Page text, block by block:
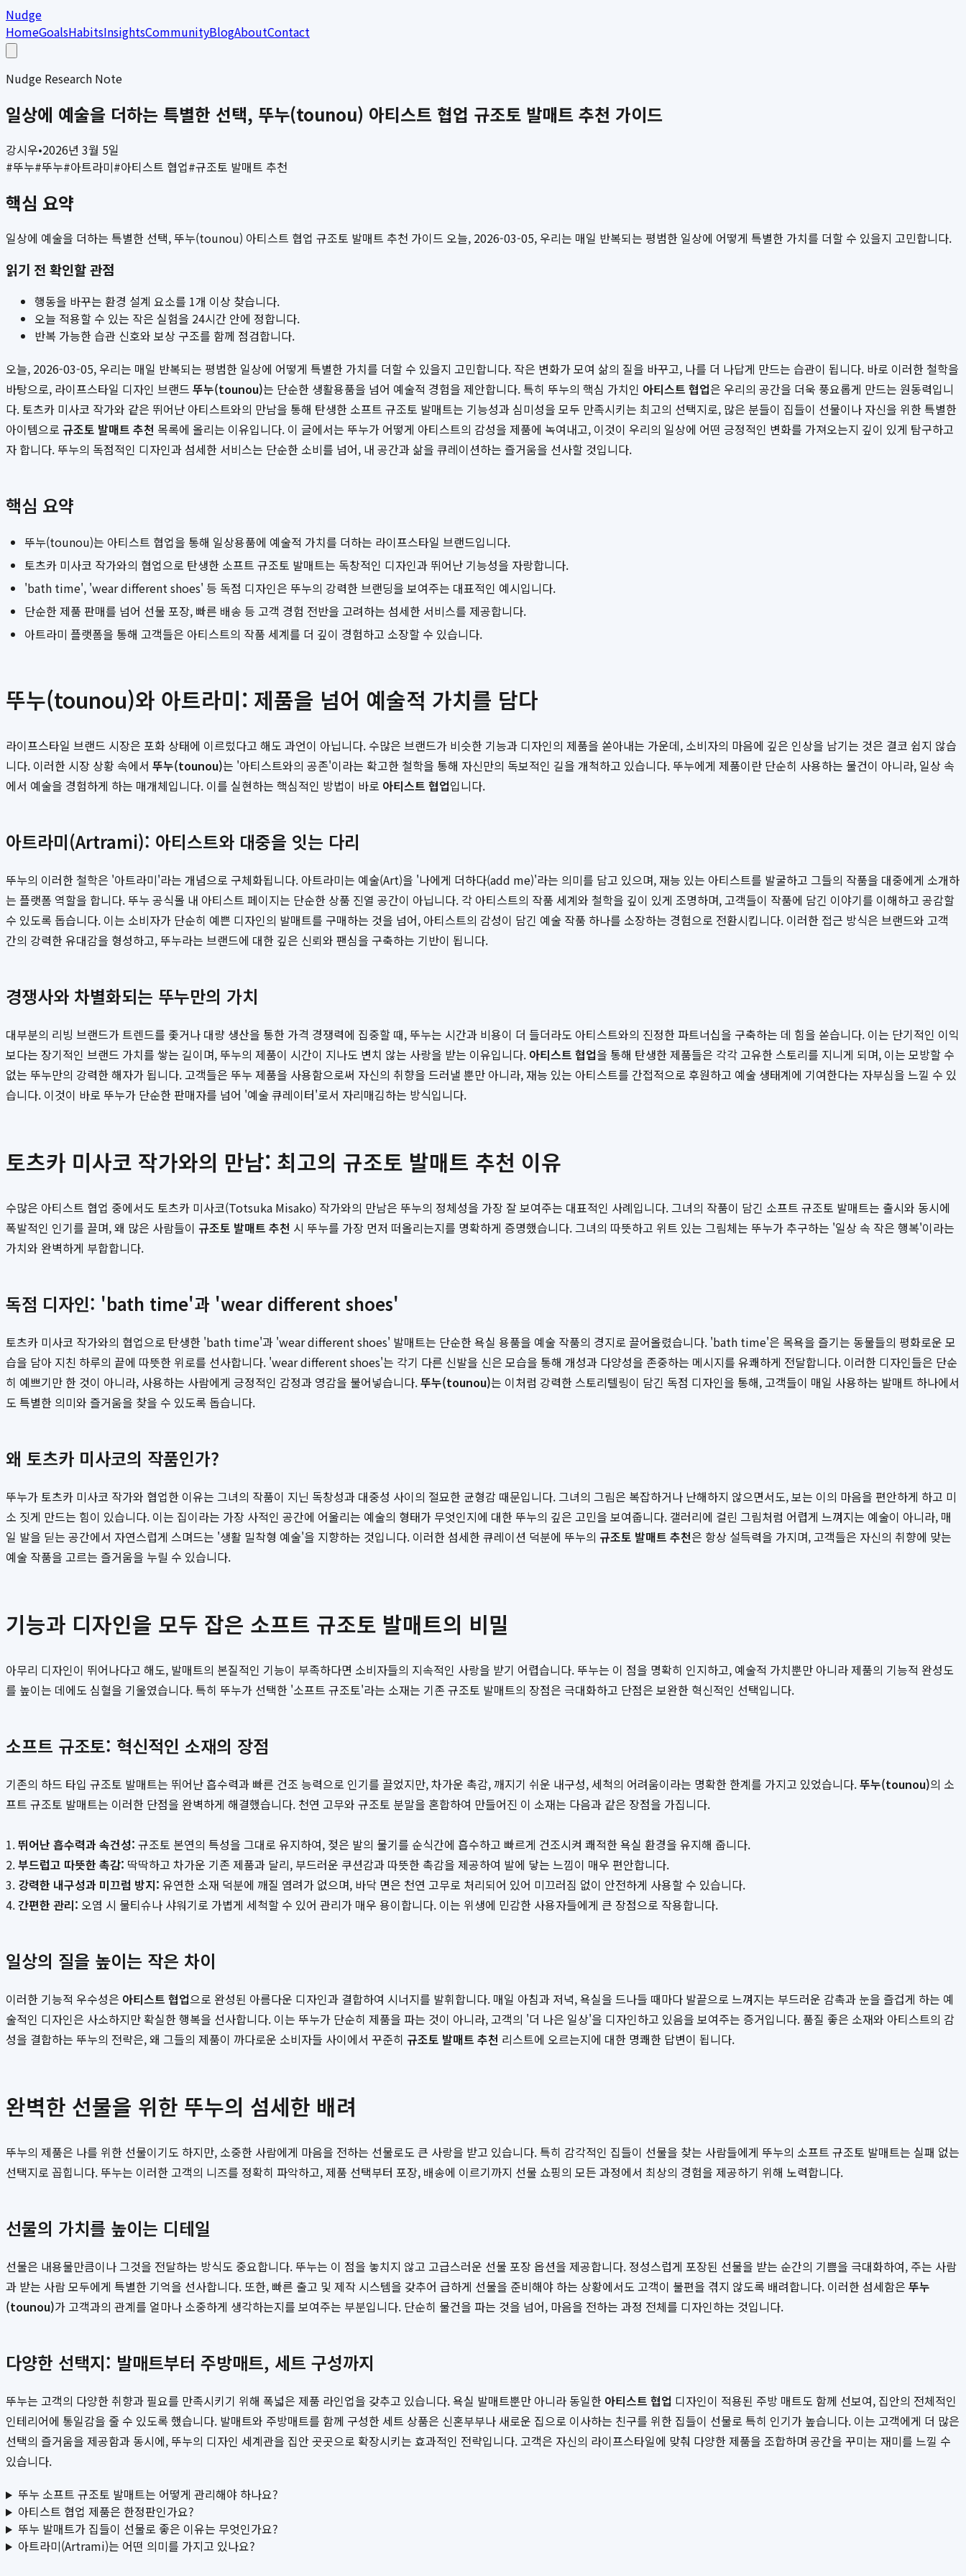
Nudge
HomeGoalsHabitsInsightsCommunityBlogAboutContact
Nudge Research Note
일상에 예술을 더하는 특별한 선택, 뚜누(tounou) 아티스트 협업 규조토 발매트 추천 가이드
강시우•2026년 3월 5일
#뚜누#뚜누#아트라미#아티스트 협업#규조토 발매트 추천
핵심 요약
일상에 예술을 더하는 특별한 선택, 뚜누(tounou) 아티스트 협업 규조토 발매트 추천 가이드 오늘, 2026-03-05, 우리는 매일 반복되는 평범한 일상에 어떻게 특별한 가치를 더할 수 있을지 고민합니다.
읽기 전 확인할 관점
행동을 바꾸는 환경 설계 요소를 1개 이상 찾습니다.
오늘 적용할 수 있는 작은 실험을 24시간 안에 정합니다.
반복 가능한 습관 신호와 보상 구조를 함께 점검합니다.
오늘, 2026-03-05, 우리는 매일 반복되는 평범한 일상에 어떻게 특별한 가치를 더할 수 있을지 고민합니다. 작은 변화가 모여 삶의 질을 바꾸고, 나를 더 나답게 만드는 습관이 됩니다. 바로 이러한 철학을
바탕으로, 라이프스타일 디자인 브랜드 뚜누(tounou)는 단순한 생활용품을 넘어 예술적 경험을 제안합니다. 특히 뚜누의 핵심 가치인 아티스트 협업은 우리의 공간을 더욱 풍요롭게 만드는 원동력입니
다. 토츠카 미사코 작가와 같은 뛰어난 아티스트와의 만남을 통해 탄생한 소프트 규조토 발매트는 기능성과 심미성을 모두 만족시키는 최고의 선택지로, 많은 분들이 집들이 선물이나 자신을 위한 특별한
아이템으로 규조토 발매트 추천 목록에 올리는 이유입니다. 이 글에서는 뚜누가 어떻게 아티스트의 감성을 제품에 녹여내고, 이것이 우리의 일상에 어떤 긍정적인 변화를 가져오는지 깊이 있게 탐구하고
자 합니다. 뚜누의 독점적인 디자인과 섬세한 서비스는 단순한 소비를 넘어, 내 공간과 삶을 큐레이션하는 즐거움을 선사할 것입니다.
핵심 요약
뚜누(tounou)는 아티스트 협업을 통해 일상용품에 예술적 가치를 더하는 라이프스타일 브랜드입니다.
토츠카 미사코 작가와의 협업으로 탄생한 소프트 규조토 발매트는 독창적인 디자인과 뛰어난 기능성을 자랑합니다.
'bath time', 'wear different shoes' 등 독점 디자인은 뚜누의 강력한 브랜딩을 보여주는 대표적인 예시입니다.
단순한 제품 판매를 넘어 선물 포장, 빠른 배송 등 고객 경험 전반을 고려하는 섬세한 서비스를 제공합니다.
아트라미 플랫폼을 통해 고객들은 아티스트의 작품 세계를 더 깊이 경험하고 소장할 수 있습니다.
뚜누(tounou)와 아트라미: 제품을 넘어 예술적 가치를 담다
라이프스타일 브랜드 시장은 포화 상태에 이르렀다고 해도 과언이 아닙니다. 수많은 브랜드가 비슷한 기능과 디자인의 제품을 쏟아내는 가운데, 소비자의 마음에 깊은 인상을 남기는 것은 결코 쉽지 않습
니다. 이러한 시장 상황 속에서 뚜누(tounou)는 '아티스트와의 공존'이라는 확고한 철학을 통해 자신만의 독보적인 길을 개척하고 있습니다. 뚜누에게 제품이란 단순히 사용하는 물건이 아니라, 일상 속
에서 예술을 경험하게 하는 매개체입니다. 이를 실현하는 핵심적인 방법이 바로 아티스트 협업입니다.
아트라미(Artrami): 아티스트와 대중을 잇는 다리
뚜누의 이러한 철학은 '아트라미'라는 개념으로 구체화됩니다. 아트라미는 예술(Art)을 '나에게 더하다(add me)'라는 의미를 담고 있으며, 재능 있는 아티스트를 발굴하고 그들의 작품을 대중에게 소개하
는 플랫폼 역할을 합니다. 뚜누 공식몰 내 아티스트 페이지는 단순한 상품 진열 공간이 아닙니다. 각 아티스트의 작품 세계와 철학을 깊이 있게 조명하며, 고객들이 작품에 담긴 이야기를 이해하고 공감할
수 있도록 돕습니다. 이는 소비자가 단순히 예쁜 디자인의 발매트를 구매하는 것을 넘어, 아티스트의 감성이 담긴 예술 작품 하나를 소장하는 경험으로 전환시킵니다. 이러한 접근 방식은 브랜드와 고객
간의 강력한 유대감을 형성하고, 뚜누라는 브랜드에 대한 깊은 신뢰와 팬심을 구축하는 기반이 됩니다.
경쟁사와 차별화되는 뚜누만의 가치
대부분의 리빙 브랜드가 트렌드를 좇거나 대량 생산을 통한 가격 경쟁력에 집중할 때, 뚜누는 시간과 비용이 더 들더라도 아티스트와의 진정한 파트너십을 구축하는 데 힘을 쏟습니다. 이는 단기적인 이익
보다는 장기적인 브랜드 가치를 쌓는 길이며, 뚜누의 제품이 시간이 지나도 변치 않는 사랑을 받는 이유입니다. 아티스트 협업을 통해 탄생한 제품들은 각각 고유한 스토리를 지니게 되며, 이는 모방할 수
없는 뚜누만의 강력한 해자가 됩니다. 고객들은 뚜누 제품을 사용함으로써 자신의 취향을 드러낼 뿐만 아니라, 재능 있는 아티스트를 간접적으로 후원하고 예술 생태계에 기여한다는 자부심을 느낄 수 있
습니다. 이것이 바로 뚜누가 단순한 판매자를 넘어 '예술 큐레이터'로서 자리매김하는 방식입니다.
토츠카 미사코 작가와의 만남: 최고의 규조토 발매트 추천 이유
수많은 아티스트 협업 중에서도 토츠카 미사코(Totsuka Misako) 작가와의 만남은 뚜누의 정체성을 가장 잘 보여주는 대표적인 사례입니다. 그녀의 작품이 담긴 소프트 규조토 발매트는 출시와 동시에
폭발적인 인기를 끌며, 왜 많은 사람들이 규조토 발매트 추천 시 뚜누를 가장 먼저 떠올리는지를 명확하게 증명했습니다. 그녀의 따뜻하고 위트 있는 그림체는 뚜누가 추구하는 '일상 속 작은 행복'이라는
가치와 완벽하게 부합합니다.
독점 디자인: 'bath time'과 'wear different shoes'
토츠카 미사코 작가와의 협업으로 탄생한 'bath time'과 'wear different shoes' 발매트는 단순한 욕실 용품을 예술 작품의 경지로 끌어올렸습니다. 'bath time'은 목욕을 즐기는 동물들의 평화로운 모
습을 담아 지친 하루의 끝에 따뜻한 위로를 선사합니다. 'wear different shoes'는 각기 다른 신발을 신은 모습을 통해 개성과 다양성을 존중하는 메시지를 유쾌하게 전달합니다. 이러한 디자인들은 단순
히 예쁘기만 한 것이 아니라, 사용하는 사람에게 긍정적인 감정과 영감을 불어넣습니다.뚜누(tounou)는 이처럼 강력한 스토리텔링이 담긴 독점 디자인을 통해, 고객들이 매일 사용하는 발매트 하나에서
도 특별한 의미와 즐거움을 찾을 수 있도록 돕습니다.
왜 토츠카 미사코의 작품인가?
뚜누가 토츠카 미사코 작가와 협업한 이유는 그녀의 작품이 지닌 독창성과 대중성 사이의 절묘한 균형감 때문입니다. 그녀의 그림은 복잡하거나 난해하지 않으면서도, 보는 이의 마음을 편안하게 하고 미
소 짓게 만드는 힘이 있습니다. 이는 집이라는 가장 사적인 공간에 어울리는 예술의 형태가 무엇인지에 대한 뚜누의 깊은 고민을 보여줍니다. 갤러리에 걸린 그림처럼 어렵게 느껴지는 예술이 아니라, 매
일 발을 딛는 공간에서 자연스럽게 스며드는 '생활 밀착형 예술'을 지향하는 것입니다. 이러한 섬세한 큐레이션 덕분에 뚜누의 규조토 발매트 추천은 항상 설득력을 가지며, 고객들은 자신의 취향에 맞는
예술 작품을 고르는 즐거움을 누릴 수 있습니다.
기능과 디자인을 모두 잡은 소프트 규조토 발매트의 비밀
아무리 디자인이 뛰어나다고 해도, 발매트의 본질적인 기능이 부족하다면 소비자들의 지속적인 사랑을 받기 어렵습니다. 뚜누는 이 점을 명확히 인지하고, 예술적 가치뿐만 아니라 제품의 기능적 완성도
를 높이는 데에도 심혈을 기울였습니다. 특히 뚜누가 선택한 '소프트 규조토'라는 소재는 기존 규조토 발매트의 장점은 극대화하고 단점은 보완한 혁신적인 선택입니다.
소프트 규조토: 혁신적인 소재의 장점
기존의 하드 타입 규조토 발매트는 뛰어난 흡수력과 빠른 건조 능력으로 인기를 끌었지만, 차가운 촉감, 깨지기 쉬운 내구성, 세척의 어려움이라는 명확한 한계를 가지고 있었습니다.뚜누(tounou)의 소
프트 규조토 발매트는 이러한 단점을 완벽하게 해결했습니다. 천연 고무와 규조토 분말을 혼합하여 만들어진 이 소재는 다음과 같은 장점을 가집니다.
1.뛰어난 흡수력과 속건성: 규조토 본연의 특성을 그대로 유지하여, 젖은 발의 물기를 순식간에 흡수하고 빠르게 건조시켜 쾌적한 욕실 환경을 유지해 줍니다.
2.부드럽고 따뜻한 촉감: 딱딱하고 차가운 기존 제품과 달리, 부드러운 쿠션감과 따뜻한 촉감을 제공하여 발에 닿는 느낌이 매우 편안합니다.
3. 강력한 내구성과 미끄럼 방지: 유연한 소재 덕분에 깨질 염려가 없으며, 바닥 면은 천연 고무로 처리되어 있어 미끄러짐 없이 안전하게 사용할 수 있습니다.
4.간편한 관리: 오염 시 물티슈나 샤워기로 가볍게 세척할 수 있어 관리가 매우 용이합니다. 이는 위생에 민감한 사용자들에게 큰 장점으로 작용합니다.
일상의 질을 높이는 작은 차이
이러한 기능적 우수성은 아티스트 협업으로 완성된 아름다운 디자인과 결합하여 시너지를 발휘합니다. 매일 아침과 저녁, 욕실을 드나들 때마다 발끝으로 느껴지는 부드러운 감촉과 눈을 즐겁게 하는 예
술적인 디자인은 사소하지만 확실한 행복을 선사합니다. 이는 뚜누가 단순히 제품을 파는 것이 아니라, 고객의 '더 나은 일상'을 디자인하고 있음을 보여주는 증거입니다. 품질 좋은 소재와 아티스트의 감
성을 결합하는 뚜누의 전략은, 왜 그들의 제품이 까다로운 소비자들 사이에서 꾸준히 규조토 발매트 추천 리스트에 오르는지에 대한 명쾌한 답변이 됩니다.
완벽한 선물을 위한 뚜누의 섬세한 배려
뚜누의 제품은 나를 위한 선물이기도 하지만, 소중한 사람에게 마음을 전하는 선물로도 큰 사랑을 받고 있습니다. 특히 감각적인 집들이 선물을 찾는 사람들에게 뚜누의 소프트 규조토 발매트는 실패 없는
선택지로 꼽힙니다. 뚜누는 이러한 고객의 니즈를 정확히 파악하고, 제품 선택부터 포장, 배송에 이르기까지 선물 쇼핑의 모든 과정에서 최상의 경험을 제공하기 위해 노력합니다.
선물의 가치를 높이는 디테일
선물은 내용물만큼이나 그것을 전달하는 방식도 중요합니다. 뚜누는 이 점을 놓치지 않고 고급스러운 선물 포장 옵션을 제공합니다. 정성스럽게 포장된 선물을 받는 순간의 기쁨을 극대화하여, 주는 사람
과 받는 사람 모두에게 특별한 기억을 선사합니다. 또한, 빠른 출고 및 제작 시스템을 갖추어 급하게 선물을 준비해야 하는 상황에서도 고객이 불편을 겪지 않도록 배려합니다. 이러한 섬세함은 뚜누
(tounou)가 고객과의 관계를 얼마나 소중하게 생각하는지를 보여주는 부분입니다. 단순히 물건을 파는 것을 넘어, 마음을 전하는 과정 전체를 디자인하는 것입니다.
다양한 선택지: 발매트부터 주방매트, 세트 구성까지
뚜누는 고객의 다양한 취향과 필요를 만족시키기 위해 폭넓은 제품 라인업을 갖추고 있습니다. 욕실 발매트뿐만 아니라 동일한 아티스트 협업 디자인이 적용된 주방 매트도 함께 선보여, 집안의 전체적인
인테리어에 통일감을 줄 수 있도록 했습니다. 발매트와 주방매트를 함께 구성한 세트 상품은 신혼부부나 새로운 집으로 이사하는 친구를 위한 집들이 선물로 특히 인기가 높습니다. 이는 고객에게 더 많은
선택의 즐거움을 제공함과 동시에, 뚜누의 디자인 세계관을 집안 곳곳으로 확장시키는 효과적인 전략입니다. 고객은 자신의 라이프스타일에 맞춰 다양한 제품을 조합하며 공간을 꾸미는 재미를 느낄 수
있습니다.
뚜누 소프트 규조토 발매트는 어떻게 관리해야 하나요?
아티스트 협업 제품은 한정판인가요?
뚜누 발매트가 집들이 선물로 좋은 이유는 무엇인가요?
아트라미(Artrami)는 어떤 의미를 가지고 있나요?